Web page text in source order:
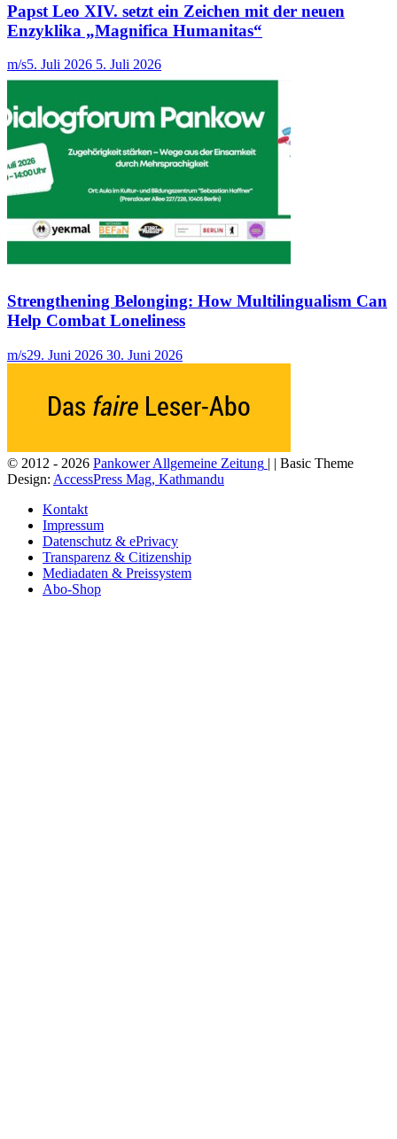
Papst Leo XIV. setzt ein Zeichen mit der neuen
Enzyklika „Magnifica Humanitas“
m/s5. Juli 2026 5. Juli 2026
Strengthening Belonging: How Multilingualism Can
Help Combat Loneliness
m/s29. Juni 2026 30. Juni 2026
© 2012 - 2026 Pankower Allgemeine Zeitung | | Basic Theme
Design: AccessPress Mag, Kathmandu
Kontakt
Impressum
Datenschutz & ePrivacy
Transparenz & Citizenship
Mediadaten & Preissystem
Abo-Shop